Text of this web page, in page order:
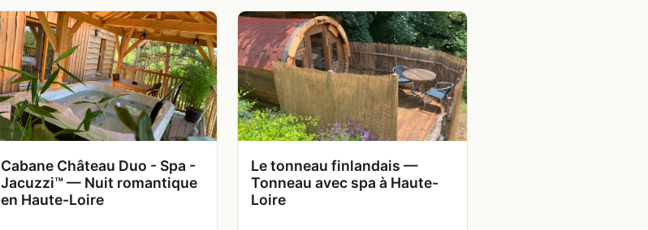
Cabane Château Duo - Spa -
Jacuzzi™ — Nuit romantique
en Haute-Loire
Le tonneau finlandais —
Tonneau avec spa à Haute-
Loire